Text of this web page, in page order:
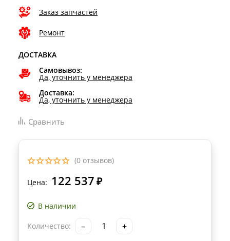
Заказ запчастей
Ремонт
ДОСТАВКА
Самовывоз:
Да, уточнить у менеджера
Доставка:
Да, уточнить у менеджера
Сравнить
(0 отзывов)
Цена: 122 537 ₽
В наличии
Количество: – +